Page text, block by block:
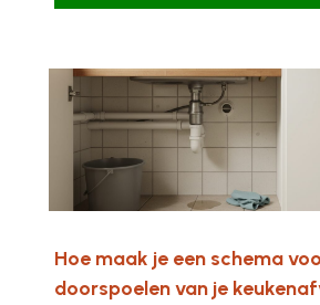
Hoe maak je een schema
doorspoelen van je